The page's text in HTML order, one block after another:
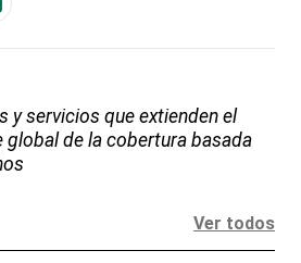
y servicios que extienden el
global de la cobertura basada
Ver todos